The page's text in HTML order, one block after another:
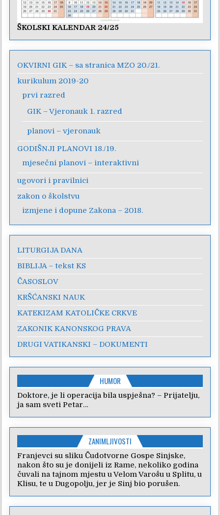
ŠKOLSKI KALENDAR 24/25
OKVIRNI GIK – sa stranica MZO 20./21.
kurikulum 2019-20
prvi razred
GIK – Vjeronauk 1. razred
planovi – vjeronauk
GODIŠNJI PLANOVI 18./19.
mjesečni planovi – interaktivni
ugovori i pravilnici
zakon o školstvu
izmjene i dopune Zakona – 2018.
LITURGIJA DANA
BIBLIJA – tekst KS
ČASOSLOV
KRŠĆANSKI NAUK
KATEKIZAM KATOLIČKE CRKVE
ZAKONIK KANONSKOG PRAVA
DRUGI VATIKANSKI – DOKUMENTI
HUMOR
Doktore, je li operacija bila uspješna? – Prijatelju,
ja sam sveti Petar…
ZANIMLJIVOSTI
Franjevci su sliku Čudotvorne Gospe Sinjske,
nakon što su je donijeli iz Rame, nekoliko godina
čuvali na tajnom mjestu u Velom Varošu u Splitu, u
Klisu, te u Dugopolju, jer je Sinj bio porušen.